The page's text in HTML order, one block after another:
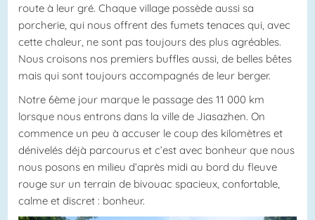
route à leur gré. Chaque village possède aussi sa
porcherie, qui nous offrent des fumets tenaces qui, avec
cette chaleur, ne sont pas toujours des plus agréables.
Nous croisons nos premiers buffles aussi, de belles bêtes
mais qui sont toujours accompagnés de leur berger.
Notre 6ème jour marque le passage des 11 000 km
lorsque nous entrons dans la ville de Jiasazhen. On
commence un peu à accuser le coup des kilomètres et
dénivelés déjà parcourus et c’est avec bonheur que nous
nous posons en milieu d’après midi au bord du fleuve
rouge sur un terrain de bivouac spacieux, confortable,
calme et discret : bonheur.